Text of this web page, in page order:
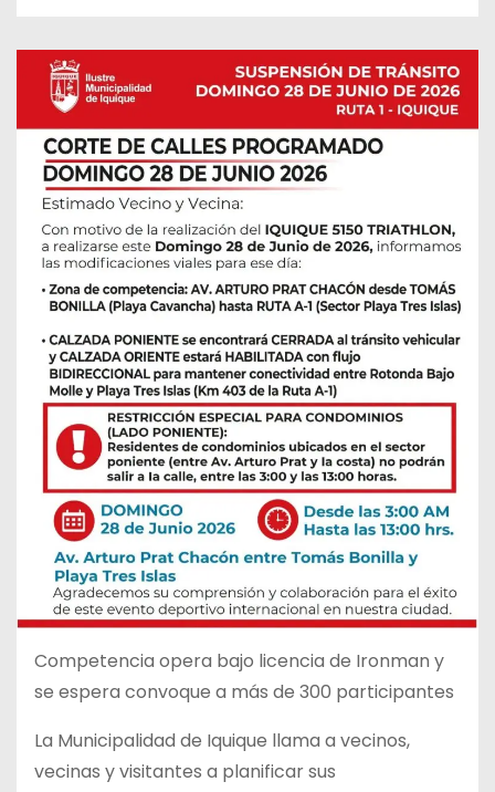
Competencia opera bajo licencia de Ironman y
se espera convoque a más de 300 participantes
La Municipalidad de Iquique llama a vecinos,
vecinas y visitantes a planificar sus